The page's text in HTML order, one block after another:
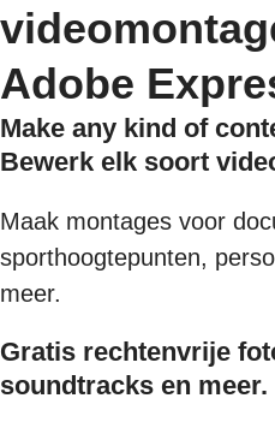
Adobe
Make any kind of
Bewerk elk soort
Maak montages voor
sporthoogtepunten,
meer.
Gratis rechtenvrije
soundtracks en meer.